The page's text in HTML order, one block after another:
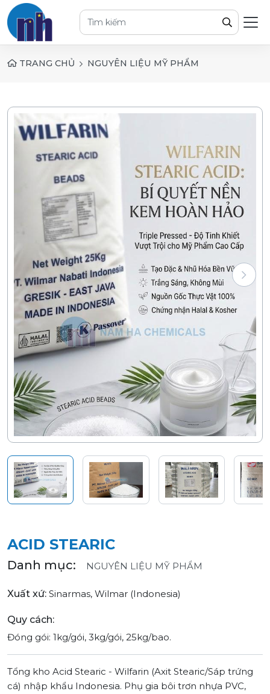
TRANG CHỦ NGUYÊN LIỆU MỸ PHẨM
ACID STEARIC
Danh mục: NGUYÊN LIỆU MỸ PHẨM
Xuất xứ: Sinarmas, Wilmar (Indonesia)
Quy cách:
Đóng gói: 1kg/gói, 3kg/gói, 25kg/bao.
Tổng kho Acid Stearic - Wilfarin (Axit Stearic/Sáp trứng
cá) nhập khẩu Indonesia. Phụ gia bôi trơn nhựa PVC,